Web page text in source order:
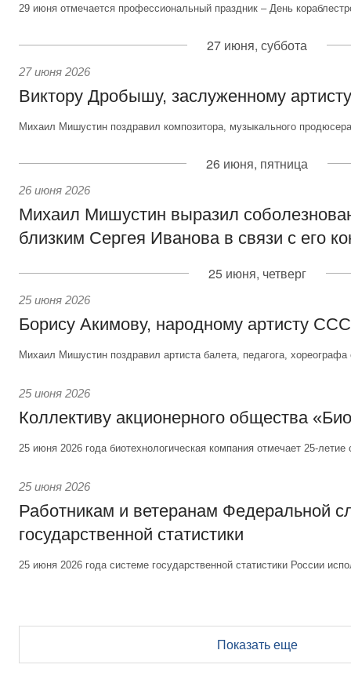
29 июня отмечается профессиональный праздник – День
27 июня, суббота
27 июня 2026
Виктору Дробышу, заслуженному
Михаил Мишустин поздравил композитора, музыкального
26 июня, пятница
26 июня 2026
Михаил Мишустин выразил
близким Сергея Иванова в связи с его
25 июня, четверг
25 июня 2026
Борису Акимову, народному артисту
Михаил Мишустин поздравил артиста балета, педагога,
25 июня 2026
Коллективу акционерного общества
25 июня 2026 года биотехнологическая компания отмечает 25-летие
25 июня 2026
Работникам и ветеранам Федеральной
государственной статистики
25 июня 2026 года системе государственной статистики России
Показать еще